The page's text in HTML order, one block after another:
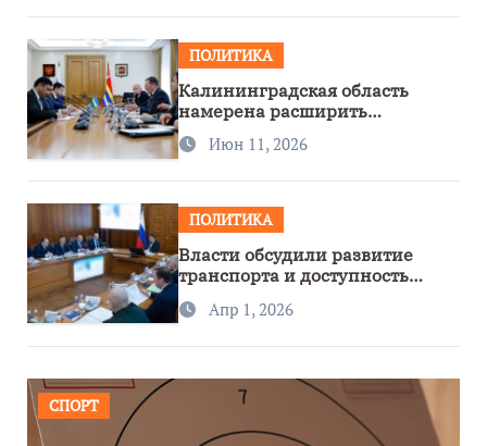
ПОЛИТИКА
Калининградская область
намерена расширить
сотрудничество с Узбекистаном
Июн 11, 2026
ПОЛИТИКА
Власти обсудили развитие
транспорта и доступность
региона
Апр 1, 2026
СПОРТ